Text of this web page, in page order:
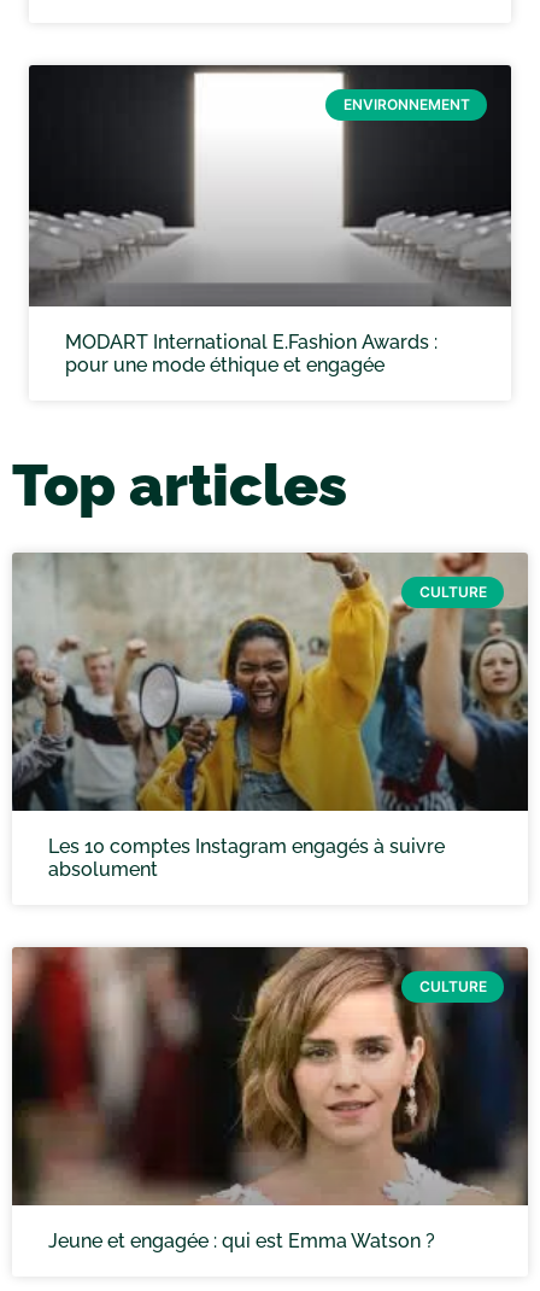
ENVIRONNEMENT
MODART International E.Fashion Awards :
pour une mode éthique et engagée
Top articles
CULTURE
Les 10 comptes Instagram engagés à suivre
absolument
CULTURE
Jeune et engagée : qui est Emma Watson ?